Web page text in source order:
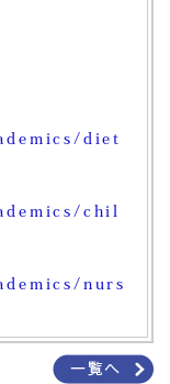
diet
chil
nurs